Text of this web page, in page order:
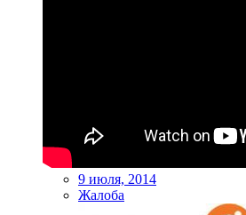
9 июля, 2014
Жалоба